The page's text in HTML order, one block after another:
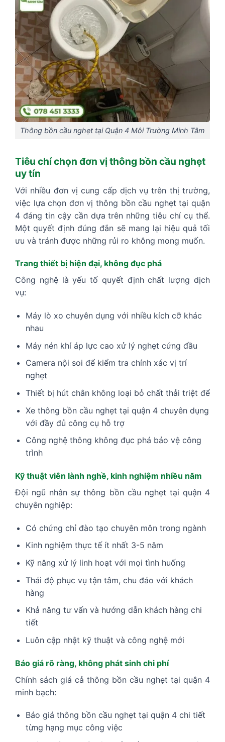
Thông bồn cầu nghẹt tại Quận 4 Môi Trường Minh Tâm
Tiêu chí chọn đơn vị thông bồn cầu nghẹt
uy tín
Với nhiều đơn vị cung cấp dịch vụ trên thị trường,
việc lựa chọn đơn vị thông bồn cầu nghẹt tại quận
4 đáng tin cậy cần dựa trên những tiêu chí cụ thể.
Một quyết định đúng đắn sẽ mang lại hiệu quả tối
ưu và tránh được những rủi ro không mong muốn.
Trang thiết bị hiện đại, không đục phá
Công nghệ là yếu tố quyết định chất lượng dịch
vụ:
Máy lò xo chuyên dụng với nhiều kích cỡ khác
nhau
Máy nén khí áp lực cao xử lý nghẹt cứng đầu
Camera nội soi để kiểm tra chính xác vị trí
nghẹt
Thiết bị hút chân không loại bỏ chất thải triệt để
Xe thông bồn cầu nghẹt tại quận 4 chuyên dụng
với đầy đủ công cụ hỗ trợ
Công nghệ thông không đục phá bảo vệ công
trình
Kỹ thuật viên lành nghề, kinh nghiệm nhiều năm
Đội ngũ nhân sự thông bồn cầu nghẹt tại quận 4
chuyên nghiệp:
Có chứng chỉ đào tạo chuyên môn trong ngành
Kinh nghiệm thực tế ít nhất 3-5 năm
Kỹ năng xử lý linh hoạt với mọi tình huống
Thái độ phục vụ tận tâm, chu đáo với khách
hàng
Khả năng tư vấn và hướng dẫn khách hàng chi
tiết
Luôn cập nhật kỹ thuật và công nghệ mới
Báo giá rõ ràng, không phát sinh chi phí
Chính sách giá cả thông bồn cầu nghẹt tại quận 4
minh bạch:
Báo giá thông bồn cầu nghẹt tại quận 4 chi tiết
từng hạng mục công việc